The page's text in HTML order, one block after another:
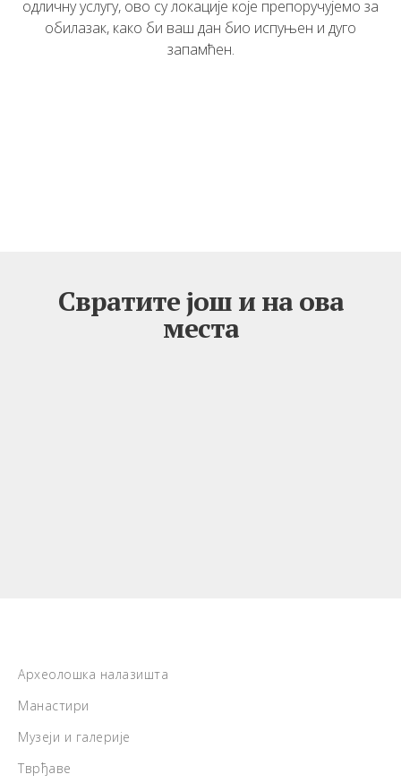
одличну услугу, ово су локације које препоручујемо за
обилазак, како би ваш дан био испуњен и дуго
запамћен.
Свратите још и на ова
места
Археолошка налазишта
Манастири
Музеји и галерије
Тврђаве